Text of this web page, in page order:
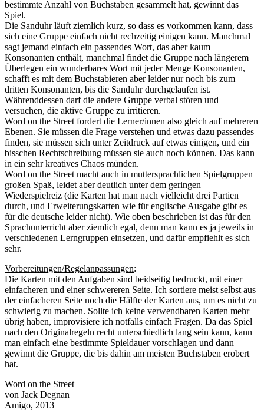
bestimmte Anzahl von Buchstaben gesammelt hat, gewinnt das
Spiel.
Die Sanduhr läuft ziemlich kurz, so dass es vorkommen kann, dass
sich eine Gruppe einfach nicht rechzeitig einigen kann. Manchmal
sagt jemand einfach ein passendes Wort, das aber kaum
Konsonanten enthält, manchmal findet die Gruppe nach längerem
Überlegen ein wunderbares Wort mit jeder Menge Konsonanten,
schafft es mit dem Buchstabieren aber leider nur noch bis zum
dritten Konsonanten, bis die Sanduhr durchgelaufen ist.
Währenddessen darf die andere Gruppe verbal stören und
versuchen, die aktive Gruppe zu irritieren.
Word on the Street fordert die Lerner/innen also gleich auf mehreren
Ebenen. Sie müssen die Frage verstehen und etwas dazu passendes
finden, sie müssen sich unter Zeitdruck auf etwas einigen, und ein
bisschen Rechtschreibung müssen sie auch noch können. Das kann
in ein sehr kreatives Chaos münden.
Word on the Street macht auch in muttersprachlichen Spielgruppen
großen Spaß, leidet aber deutlich unter dem geringen
Wiederspielreiz (die Karten hat man nach vielleicht drei Partien
durch, und Erweiterungskarten wie für englische Ausgabe gibt es
für die deutsche leider nicht). Wie oben beschrieben ist das für den
Sprachunterricht aber ziemlich egal, denn man kann es ja jeweils in
verschiedenen Lerngruppen einsetzen, und dafür empfiehlt es sich
sehr.
Vorbereitungen/Regelanpassungen:
Die Karten mit den Aufgaben sind beidseitig bedruckt, mit einer
einfacheren und einer schwereren Seite. Ich sortiere meist selbst aus
der einfacheren Seite noch die Hälfte der Karten aus, um es nicht zu
schwierig zu machen. Sollte ich keine verwendbaren Karten mehr
übrig haben, improvisiere ich notfalls einfach Fragen. Da das Spiel
nach den Originalregeln recht unterschiedlich lang sein kann, kann
man einfach eine bestimmte Spieldauer vorschlagen und dann
gewinnt die Gruppe, die bis dahin am meisten Buchstaben erobert
hat.
Word on the Street
von Jack Degnan
Amigo, 2013